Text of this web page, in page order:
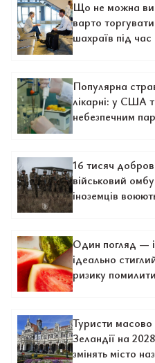
Що не можна
варто
шахраїв під час
Популярна
лікарні: у США
небезпечним
16 тисяч
військовий
іноземців
Один погляд —
ідеально
ризику
Туристи масово
Зеландії на
змінять місто